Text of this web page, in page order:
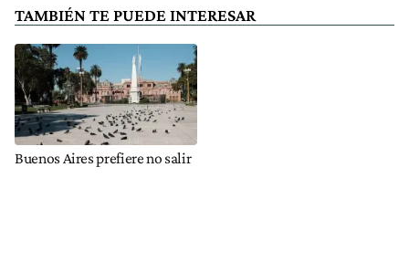
TAMBIÉN TE PUEDE INTERESAR
Buenos Aires prefiere no salir